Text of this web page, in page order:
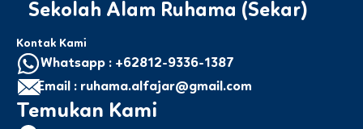
Sekolah Alam Ruhama (Sekar)
Kontak Kami
Whatsapp : +62812-9336-1387
Email : ruhama.alfajar@gmail.com
Temukan Kami